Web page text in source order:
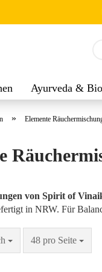
Ayurveda & Bio
» Elemente
von Spirit of
in NRW. Für
48 pro Seite
pro Seite